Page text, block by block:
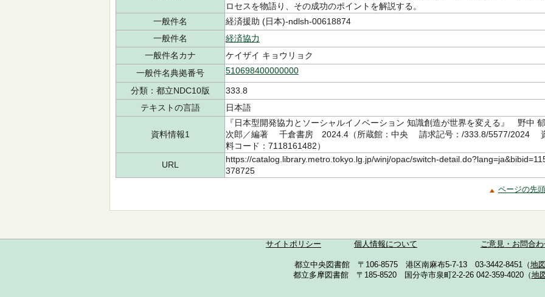
ロセスを物語り、その成功のポイントを解説する。
一般件名
経済援助 (日本)-ndlsh-00618874
一般件名
経済協力
一般件名カナ
ケイザイ キョウリョク
一般件名典拠番号
510698400000000
分類：都立NDC10版
333.8
テキストの言語
日本語
資料情報1
『日本型開発協力とソーシャルイノベーション 知識創造が世界を変える』 野中 郁
次郎／編著 千倉書房 2024.4（所蔵館：中央 請求記号：/333.8/5577/2024
料コード：7118161482）
URL
https://catalog.library.metro.tokyo.lg.jp/winj/opac/switch-
378725
ページの先
サイトポリシー 個人情報について ご意見・お問合
都立中央図書館 〒106-8575 港区南麻布5-7-13 03-3442-8451（地
都立多摩図書館 〒185-8520 国分寺市泉町2-2-26 042-359-4020（地